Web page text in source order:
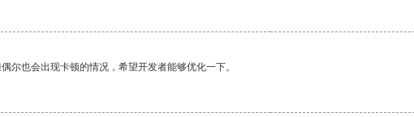
尔也会出现卡顿的情况，希望开发者能够优化一下。